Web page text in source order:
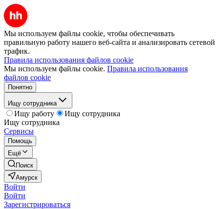
Мы используем файлы cookie, чтобы обеспечивать
правильную работу нашего веб-сайта и анализировать сетевой
трафик.
Правила использования файлов cookie
Мы используем файлы cookie. Правила использования
файлов cookie
Понятно
Ищу сотрудника
Ищу работу
Ищу сотрудника
Ищу сотрудника
Сервисы
Помощь
Ещё
Поиск
Амурск
Войти
Войти
Зарегистрироваться